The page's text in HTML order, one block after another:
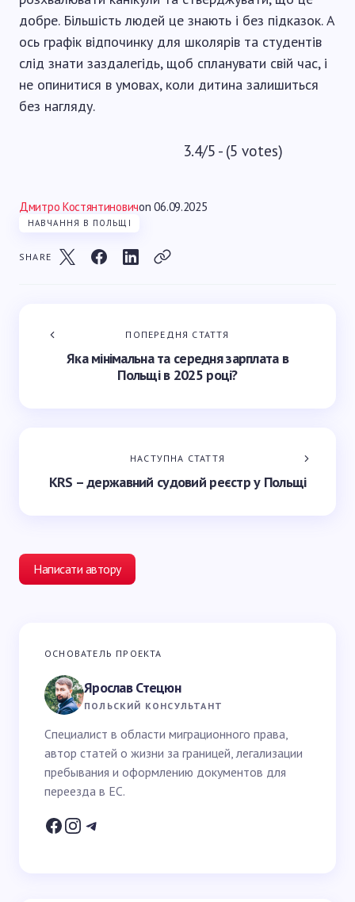
добре. Більшість людей це знають і без підказок. А
ось графік відпочинку для школярів та студентів
слід знати заздалегідь, щоб спланувати свій час, і
не опинитися в умовах, коли дитина залишиться
без нагляду.
3.4/5 - (5 votes)
Дмитро Костянтиновичon 06.09.2025
НАВЧАННЯ В ПОЛЬЩІ
SHARE
ПОПЕРЕДНЯ СТАТТЯ
Яка мінімальна та середня зарплата в
Польщі в 2025 році?
НАСТУПНА СТАТТЯ
KRS – державний судовий реєстр у Польщі
Написати автору
Ваша e-mail адреса не оприлюднюватиметься.
Ваше питання *
Ваше імʼя *
Email *
ОСНОВАТЕЛЬ ПРОЕКТА
Ярослав Стецюн
ПОЛЬСКИЙ КОНСУЛЬТАНТ
Специалист в области миграционного права,
автор статей о жизни за границей, легализации
пребывания и оформлению документов для
переезда в ЕС.